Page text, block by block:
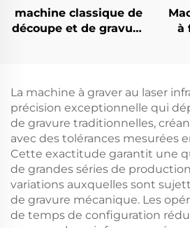
machine classique de
découpe et de gravure
à
La machine à graver au laser
précision exceptionnelle qui
de gravure traditionnelles,
avec des tolérances mesurées
Cette exactitude garantit une
de grandes séries de
variations auxquelles sont
de gravure mécanique. Les
de temps de configuration